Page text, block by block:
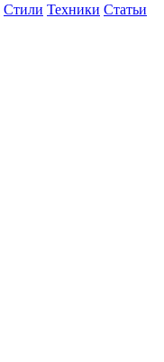
Стили Техники Статьи